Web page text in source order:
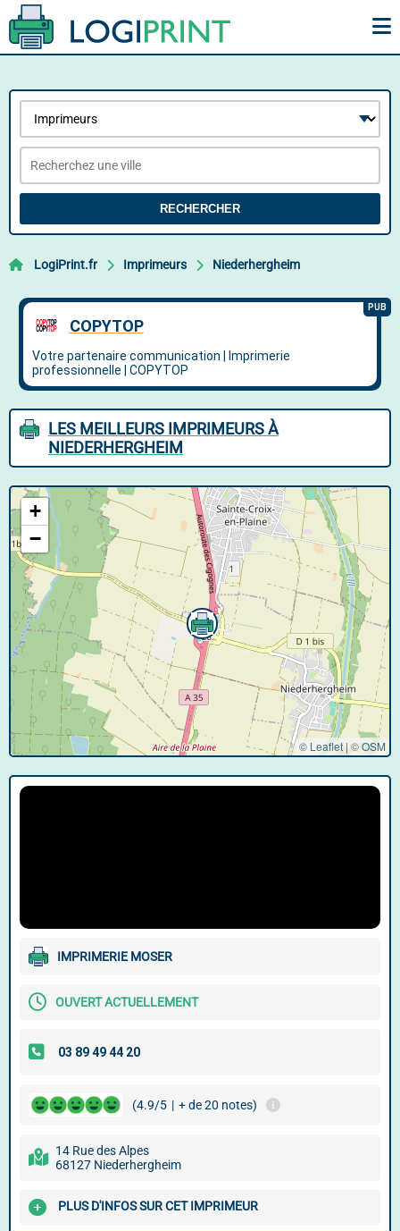
RECHERCHER
LogiPrint.fr Imprimeurs Niederhergheim
LES MEILLEURS IMPRIMEURS À
NIEDERHERGHEIM
+
−
© Leaflet |©OSM
IMPRIMERIE MOSER
OUVERT ACTUELLEMENT
(4.9/5 | + de 20 notes)
14 Rue des Alpes
68127 Niederhergheim
PLUS D'INFOS SUR CET IMPRIMEUR